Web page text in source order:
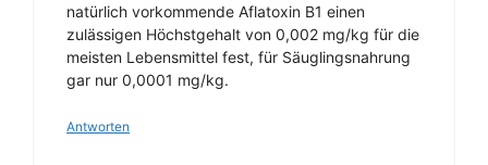
natürlich vorkommende Aflatoxin B1 einen
zulässigen Höchstgehalt von 0,002 mg/kg für die
meisten Lebensmittel fest, für Säuglingsnahrung
gar nur 0,0001 mg/kg.
Antworten